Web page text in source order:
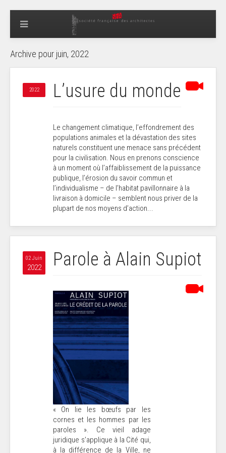
Archive pour juin, 2022
2022 L’usure du monde
Le changement climatique, l’effondrement des
populations animales et la dévastation des sites
naturels constituent une menace sans précédent
pour la civilisation. Nous en prenons conscience
à un moment où l’affaiblissement de la puissance
publique, l’érosion du savoir commun et
l’individualisme – de l’habitat pavillonnaire à la
livraison à domicile – semblent nous priver de la
plupart de nos moyens d’action...
02 Juin
2022 Parole à Alain Supiot
« On lie les bœufs par les
cornes et les hommes par les
paroles ». Ce vieil adage
juridique s’applique à la Cité qui,
à la différence de la Ville, ne